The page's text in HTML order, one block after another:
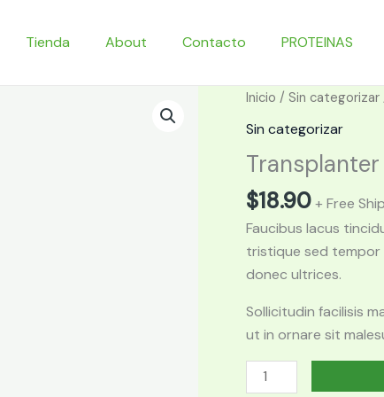
Tienda About Contacto PROTEINAS
Inicio / Sin categorizar
Sin categorizar
$18.90 + Free
Faucibus lacus
tristique sed tempor
donec ultrices.
Sollicitudin facilisis
ut in ornare sit
Transplanter